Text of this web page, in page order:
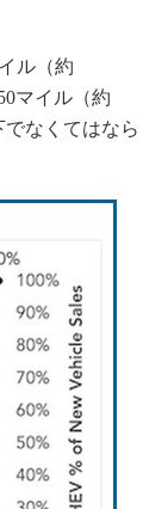
ル（約
マイル（約
なくてはなら